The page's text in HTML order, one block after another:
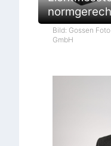
Bild: Gossen
GmbH